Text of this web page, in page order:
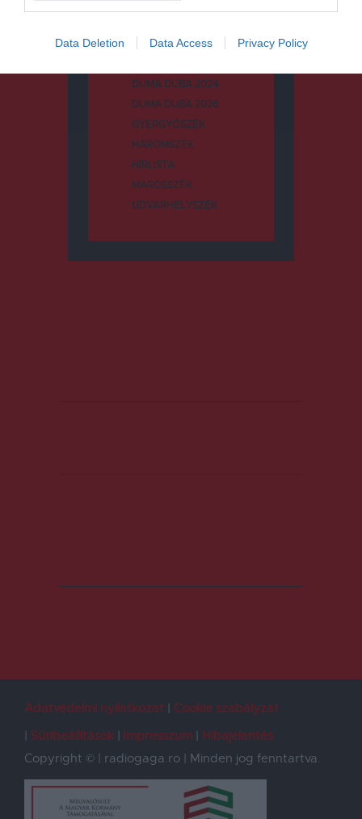
Data Deletion Data Access Privacy Policy
CSÍKSZÉK
DUMA DUBA 2024
DUMA DUBA 2026
GYERGYÓSZÉK
HÁROMSZÉK
HÍRLISTA
MAROSSZÉK
UDVARHELYSZÉK
Adatvédelmi nyilatkozat
Cookie szabályzat
Sütibeállítások
Impresszum
Hibajelentés
Copyright © | radiogaga.ro | Minden jog fenntartva.